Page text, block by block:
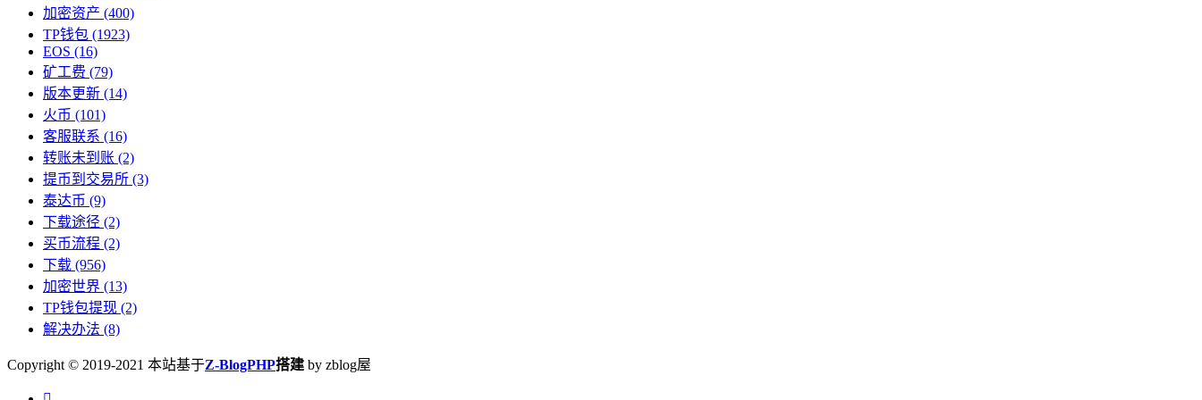
加密资产 (400)
TP钱包 (1923)
EOS (16)
矿工费 (79)
版本更新 (14)
火币 (101)
客服联系 (16)
转账未到账 (2)
提币到交易所 (3)
泰达币 (9)
下载途径 (2)
买币流程 (2)
下载 (956)
加密世界 (13)
TP钱包提现 (2)
解决办法 (8)
Copyright © 2019-2021 本站基于Z-BlogPHP搭建 by zblog屋